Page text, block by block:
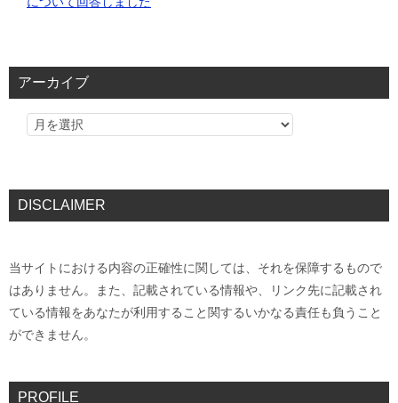
アーカイブ
DISCLAIMER
当サイトにおける内容の正確性に関しては、それを保障するもので
はありません。また、記載されている情報や、リンク先に記載され
ている情報をあなたが利用すること関するいかなる責任も負うこと
ができません。
PROFILE